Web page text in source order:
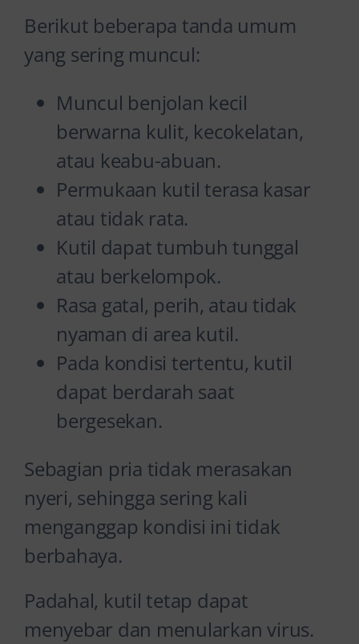
Berikut beberapa tanda umum
yang sering muncul:
Muncul benjolan kecil
berwarna kulit, kecokelatan,
atau keabu-abuan.
Permukaan kutil terasa kasar
atau tidak rata.
Kutil dapat tumbuh tunggal
atau berkelompok.
Rasa gatal, perih, atau tidak
nyaman di area kutil.
Pada kondisi tertentu, kutil
dapat berdarah saat
bergesekan.
Sebagian pria tidak merasakan
nyeri, sehingga sering kali
menganggap kondisi ini tidak
berbahaya.
Padahal, kutil tetap dapat
menyebar dan menularkan virus.